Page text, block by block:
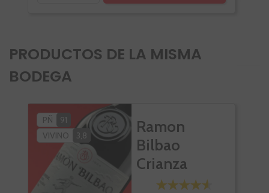
PRODUCTOS DE LA MISMA
BODEGA
PÑ
91
VIVINO
3,8
Ramon
Bilbao
Crianza